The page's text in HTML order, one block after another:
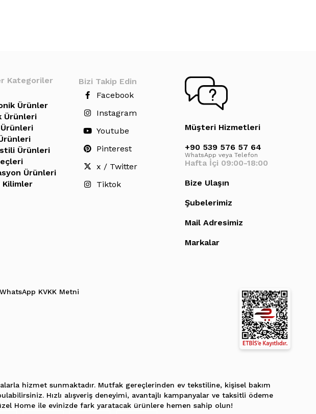
Kategoriler
Ürünler
Ürünleri
Ürünleri
Ürünleri
Kilimler
Bizi Takip Edin
Facebook
Instagram
Youtube
Pinterest
x / Twitter
Tiktok
Müşteri Hizmetleri
+90 539 576 57 64
WhatsApp veya Telefon
Hafta İçi 09:00-18:00
Bize Ulaşın
Şubelerimiz
Mail Adresimiz
Markalar
WhatsApp KVKK Metni
hizmet sunmaktadır. Mutfak gereçlerinden ev tekstiline, kişisel bakım
Hızlı alışveriş deneyimi, avantajlı kampanyalar ve taksitli ödeme
Home ile evinizde fark yaratacak ürünlere hemen sahip olun!